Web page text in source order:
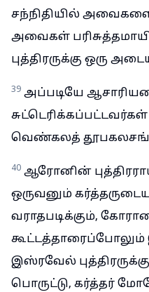
சந்நிதியில்
அவைகள்
புத்திரருக்கு ஒரு
39 அப்படியே
வெண்கலத்
40 ஆரோனின்
ஒருவனும்
வராதபடிக்கும்,
கூட்டத்தாரைப்போலும்
இஸ்ரவேல்
பொருட்டு, கர்த்தர்